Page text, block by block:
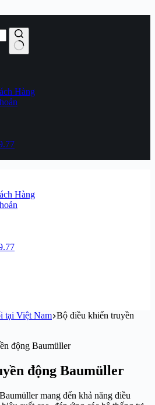
Hàng
Hàng
tại Việt Nam Bộ điều khiển truyền
động Baumüller
mang đến khả năng điều